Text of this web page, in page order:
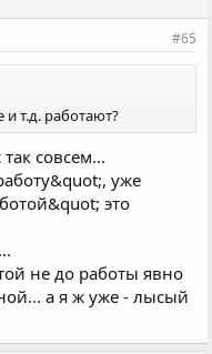
#65
т.д. работают?
совсем...
уже
это
не до работы явно
а я ж уже - лысый